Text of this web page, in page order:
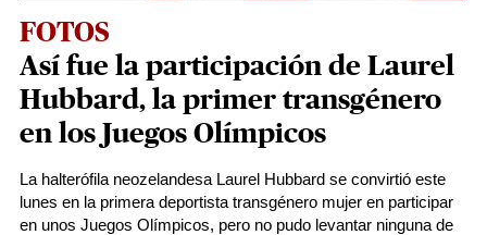
FOTOS
Así fue la participación de Laurel
Hubbard, la primer transgénero
en los Juegos Olímpicos
La halterófila neozelandesa Laurel Hubbard se convirtió este
lunes en la primera deportista transgénero mujer en participar
en unos Juegos Olímpicos, pero no pudo levantar ninguna de